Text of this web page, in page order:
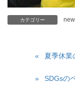
カテゴリー
夏季休業
SDGsの